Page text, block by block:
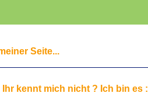
Seite...
Ihr kennt mich nicht ? Ich bin es :